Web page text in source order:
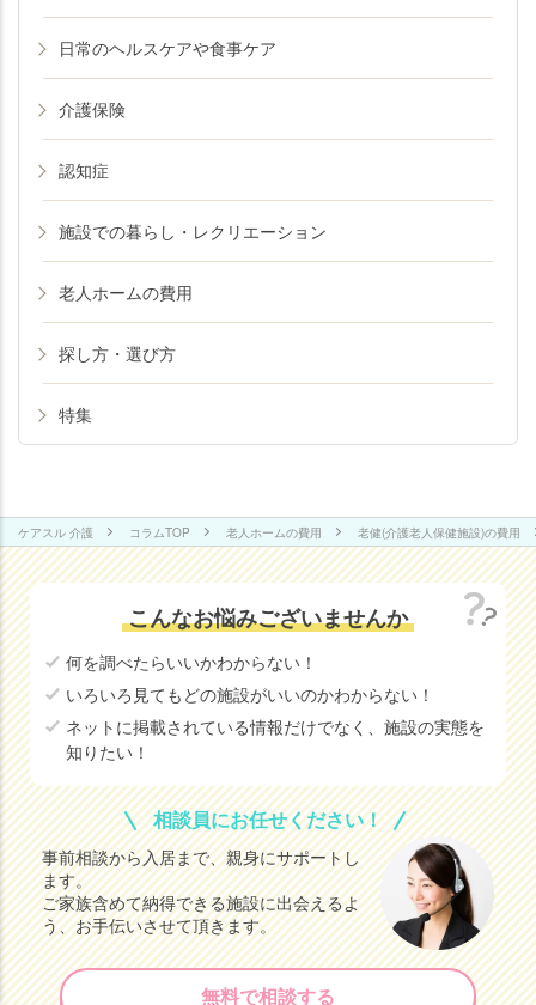
日常のヘルスケアや食事ケア
介護保険
認知症
施設での暮らし・レクリエーション
老人ホームの費用
探し方・選び方
特集
ケアスル 介護 コラムTOP 老人ホームの費用 老健(介護老人保健施設)の費用
こんなお悩みございませんか
何を調べたらいいかわからない！
いろいろ見てもどの施設がいいのかわからない！
ネットに掲載されている情報だけでなく、施設の実態を
知りたい！
相談員にお任せください！
事前相談から入居まで、親身にサポートし
ます。
ご家族含めて納得できる施設に出会えるよ
う、お手伝いさせて頂きます。
無料で相談する
老人ホームの知りたいことがわかる
老人ホームの知りたいことがわかる